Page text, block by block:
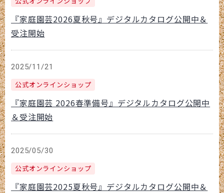
『家庭園芸2026夏秋号』デジタルカタログ公開中＆
受注開始
2025/11/21
公式オンラインショップ
『家庭園芸 2026春準備号』デジタルカタログ公開中
＆受注開始
2025/05/30
公式オンラインショップ
『家庭園芸2025夏秋号』デジタルカタログ公開中＆